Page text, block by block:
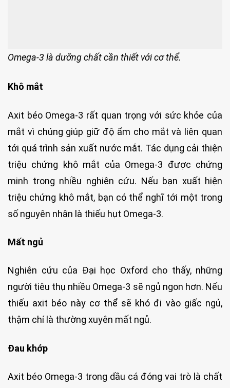
Omega-3 là dưỡng chất cần thiết với cơ thể.
Khô mắt
Axit béo Omega-3 rất quan trọng với sức khỏe của
mắt vì chúng giúp giữ độ ẩm cho mắt và liên quan
tới quá trình sản xuất nước mắt. Tác dụng cải thiện
triệu chứng khô mắt của Omega-3 được chứng
minh trong nhiều nghiên cứu. Nếu bạn xuất hiện
triệu chứng khô mắt, bạn có thể nghĩ tới một trong
số nguyên nhân là thiếu hụt Omega-3.
Mất ngủ
Nghiên cứu của Đại học Oxford cho thấy, những
người tiêu thụ nhiều Omega-3 sẽ ngủ ngon hơn. Nếu
thiếu axit béo này cơ thể sẽ khó đi vào giấc ngủ,
thậm chí là thường xuyên mất ngủ.
Đau khớp
Axit béo Omega-3 trong dầu cá đóng vai trò là chất